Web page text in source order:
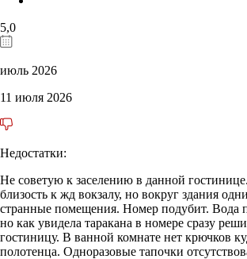
5,0
июль 2026
11 июля 2026
Недостатки:
Не советую к заселению в данной
близость к жд вокзалу, но вокруг здания
странные помещения. Номер подубит. Вода
но как увидела таракана в номере сразу
гостиницу. В ванной комнате нет крючков
полотенца. Одноразовые тапочки